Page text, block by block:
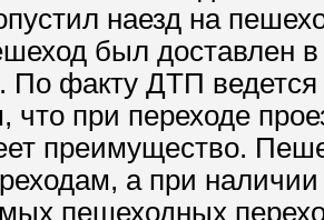
наезд на
был доставлен
По факту ДТП ведется
что при переходе
преимущество.
а при
пешеходных